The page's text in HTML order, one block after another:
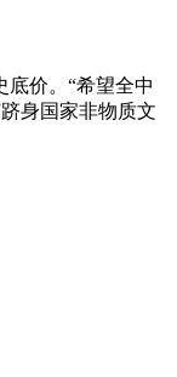
底价。“希望全中
身国家非物质文